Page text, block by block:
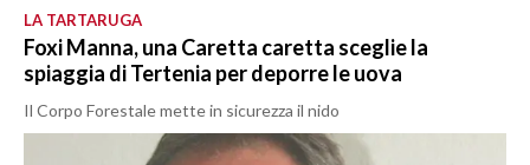
LA TARTARUGA
Foxi Manna, una Caretta caretta sceglie la
spiaggia di Tertenia per deporre le uova
Il Corpo Forestale mette in sicurezza il nido